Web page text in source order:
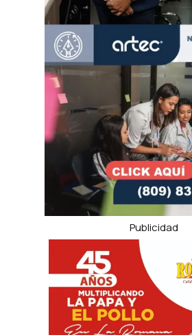
Publicidad